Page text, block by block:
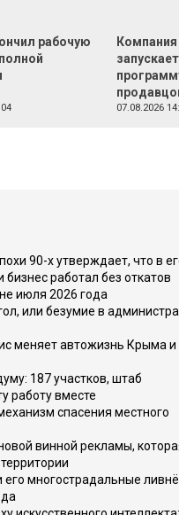
рабочую
07.08.2026
90-х утверждает, что в
работал без откатов
июля 2026 года
или безумие в
меняет автожизнь Крыма и
187 участков, штаб
работу вместе
спасения местного
винной рекламы,
его многострадальные